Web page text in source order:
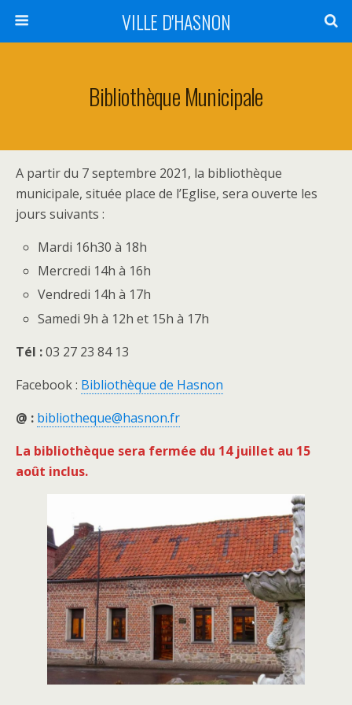
VILLE D'HASNON
Bibliothèque Municipale
A partir du 7 septembre 2021, la bibliothèque
municipale, située place de l’Eglise, sera ouverte les
jours suivants :
Mardi 16h30 à 18h
Mercredi 14h à 16h
Vendredi 14h à 17h
Samedi 9h à 12h et 15h à 17h
Tél :03 27 23 84 13
Facebook : Bibliothèque de Hasnon
@ : bibliotheque@hasnon.fr
La bibliothèque sera fermée du 14 juillet au 15
août inclus.